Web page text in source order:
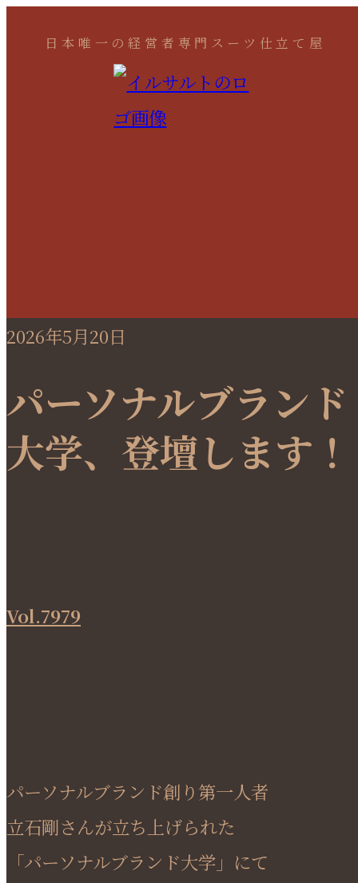
日本唯一の経営者専門スーツ仕立て屋
2026年5月20日
パーソナルブランド
大学、登壇します！
Vol.7979
パーソナルブランド創り第一人者
立石剛さんが立ち上げられた
「パーソナルブランド大学」にて